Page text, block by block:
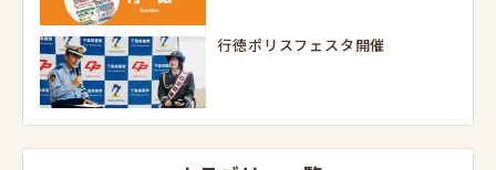
行徳ポリスフェスタ開催